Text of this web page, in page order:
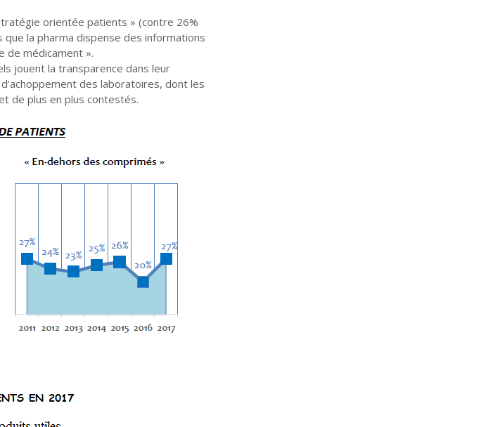
orientée patients » (contre 26%
la pharma dispense des informations
de médicament ».
jouent la transparence dans leur
des laboratoires, dont les
de plus en plus contestés.